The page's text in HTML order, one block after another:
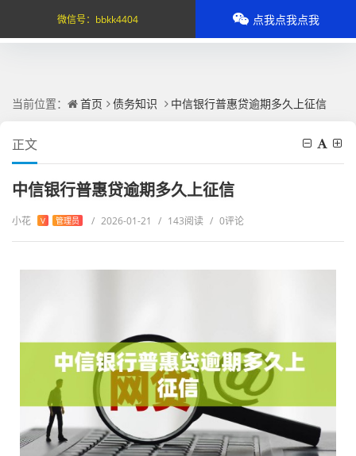
当前位置： 首页 债务知识 中信银行普惠贷逾期多久上征信
正文
中信银行普惠贷逾期多久上征信
小花 V 管理员 / 2026-01-21 / 143阅读 / 0评论
微信号： bbkk4404 点我点我点我